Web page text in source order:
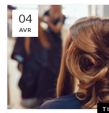
04
AVR